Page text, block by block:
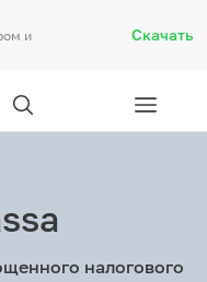
и
Скачать
налогового